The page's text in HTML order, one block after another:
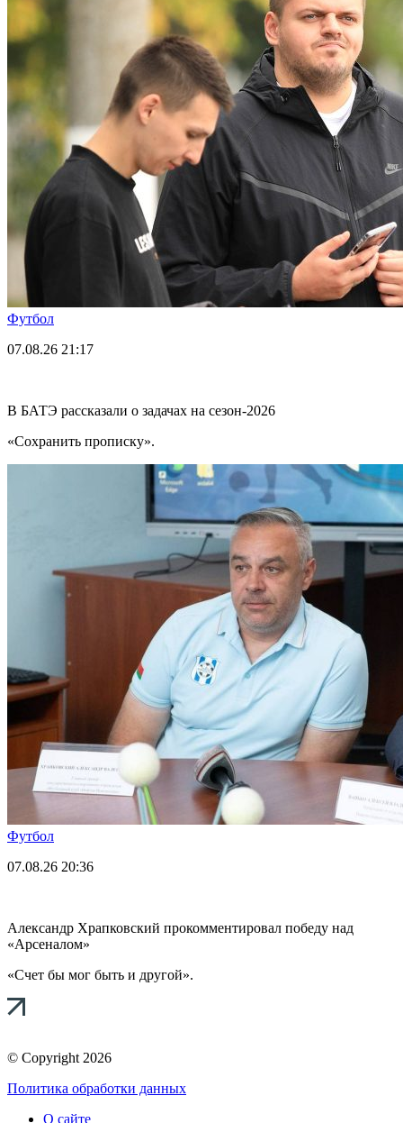
Футбол
07.08.26 21:17
В БАТЭ рассказали о задачах на сезон-2026
«Сохранить прописку».
Футбол
07.08.26 20:36
Александр Храпковский прокомментировал победу над
«Арсеналом»
«Счет бы мог быть и другой».
© Copyright 2026
Политика обработки данных
О сайте